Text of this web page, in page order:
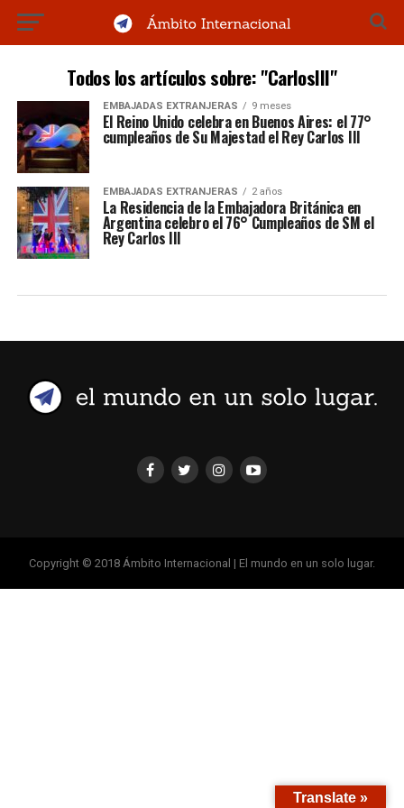
Todos los artículos sobre: "CarlosIII"
EMBAJADAS EXTRANJERAS 9 meses
El Reino Unido celebra en Buenos Aires: el 77°
cumpleaños de Su Majestad el Rey Carlos III
EMBAJADAS EXTRANJERAS 2 años
La Residencia de la Embajadora Británica en
Argentina celebro el 76° Cumpleaños de SM el
Rey Carlos III
Copyright © 2018 Ámbito Internacional | El mundo en un solo lugar.
Translate »